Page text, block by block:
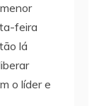
feira
lá
o líder e